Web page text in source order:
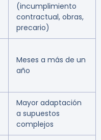
(incumplimiento
contractual, obras,
precario)
Meses a más de un
año
Mayor adaptación
a supuestos
complejos